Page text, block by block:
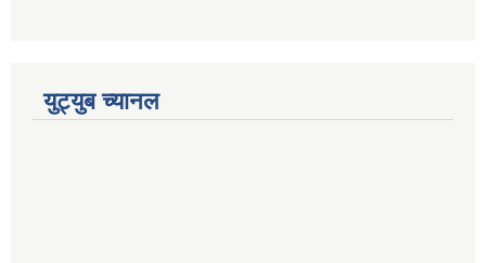
युट्युब च्यानल